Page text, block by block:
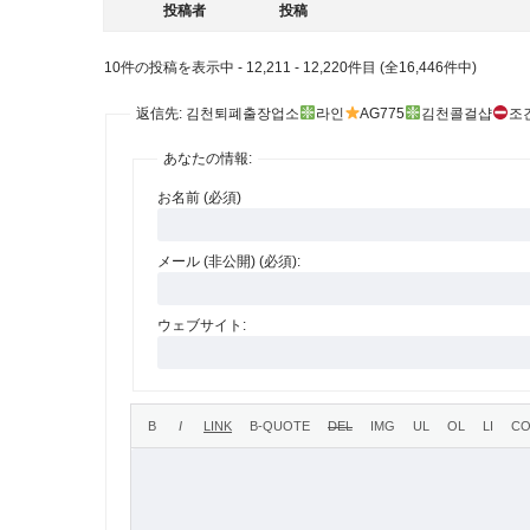
投稿者 投稿
10件の投稿を表示中 - 12,211 - 12,220件目 (全16,446件中)
返信先: 김천퇴폐출장업소 라인 AG775 김천콜걸샵 조
あなたの情報:
お名前 (必須)
メール (非公開) (必須):
ウェブサイト: